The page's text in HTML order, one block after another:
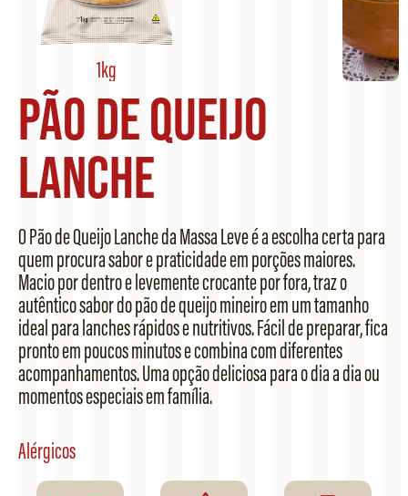
1kg
Pão de Queijo
Lanche
O Pão de Queijo Lanche da Massa Leve é a escolha certa para
quem procura sabor e praticidade em porções maiores.
Macio por dentro e levemente crocante por fora, traz o
autêntico sabor do pão de queijo mineiro em um tamanho
ideal para lanches rápidos e nutritivos. Fácil de preparar, fica
pronto em poucos minutos e combina com diferentes
acompanhamentos. Uma opção deliciosa para o dia a dia ou
momentos especiais em família.
Alérgicos